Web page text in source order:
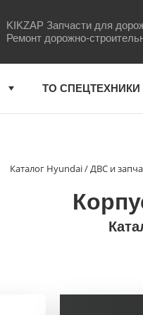
KIKZAP Запчасти для
Ремонт дорожно-
ТО СПЕЦТЕХНИКИ
Каталог Hyundai / ДВС и